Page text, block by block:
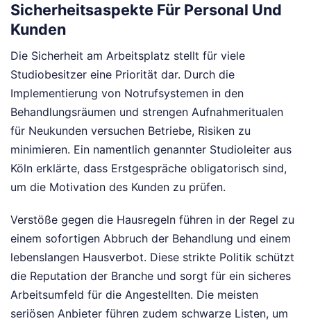
Sicherheitsaspekte Für Personal Und
Kunden
Die Sicherheit am Arbeitsplatz stellt für viele
Studiobesitzer eine Priorität dar. Durch die
Implementierung von Notrufsystemen in den
Behandlungsräumen und strengen Aufnahmeritualen
für Neukunden versuchen Betriebe, Risiken zu
minimieren. Ein namentlich genannter Studioleiter aus
Köln erklärte, dass Erstgespräche obligatorisch sind,
um die Motivation des Kunden zu prüfen.
Verstöße gegen die Hausregeln führen in der Regel zu
einem sofortigen Abbruch der Behandlung und einem
lebenslangen Hausverbot. Diese strikte Politik schützt
die Reputation der Branche und sorgt für ein sicheres
Arbeitsumfeld für die Angestellten. Die meisten
seriösen Anbieter führen zudem schwarze Listen, um